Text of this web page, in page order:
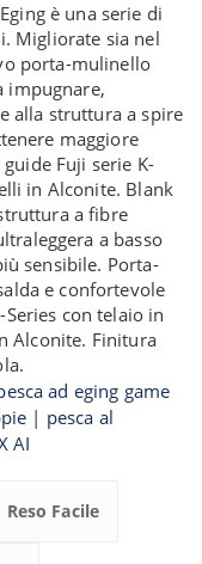
è una serie di
Migliorate sia nel
porta-mulinello
impugnare,
alla struttura a spire
maggiore
Fuji serie K-
in Alconite. Blank
a fibre
a basso
sensibile. Porta-
e confortevole
con telaio in
Alconite. Finitura
ad eging game
| pesca al
AI
Reso Facile